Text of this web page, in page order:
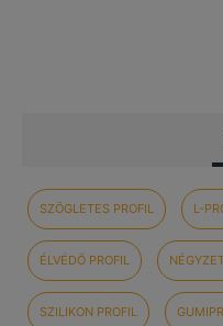
SZÖGLETES PROFIL L-
ÉLVÉDŐ PROFIL
SZILIKON PROFIL